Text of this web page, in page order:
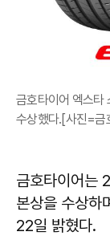
금호타이어 엑스타
수상했다.[사진=금
금호타이어는
본상을 수상하
22일 밝혔다.